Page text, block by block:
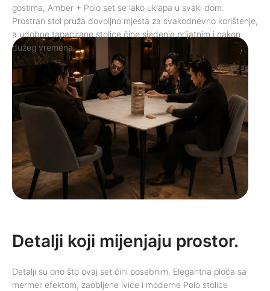
gostima, Amber + Polo set se lako uklapa u svaki dom.
Prostran stol pruža dovoljno mjesta za svakodnevno korištenje,
a udobne tapacirane stolice čine sjedenje prijatnim i nakon
dužeg vremena.
Detalji koji mijenjaju prostor.
Detalji su ono što ovaj set čini posebnim. Elegantna ploča sa
mermer efektom, zaobljene ivice i moderne Polo stolice